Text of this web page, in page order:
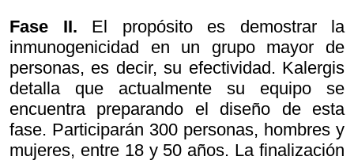
Fase II. El propósito es demostrarla
inmunogenicidad en un grupo mayor de
personas, es decir, su efectividad. Kalergis
detalla que actualmente su equipo se
encuentra preparando el diseño de esta
fase. Participarán 300 personas, hombres y
mujeres, entre 18 y 50 años. La finalización